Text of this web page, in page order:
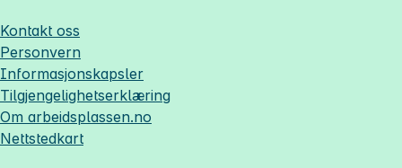
Kontakt oss
Personvern
Informasjonskapsler
Tilgjengelighetserklæring
Om arbeidsplassen.no
Nettstedkart